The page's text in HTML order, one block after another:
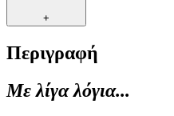
+
Περιγραφή
Με λίγα λόγια...